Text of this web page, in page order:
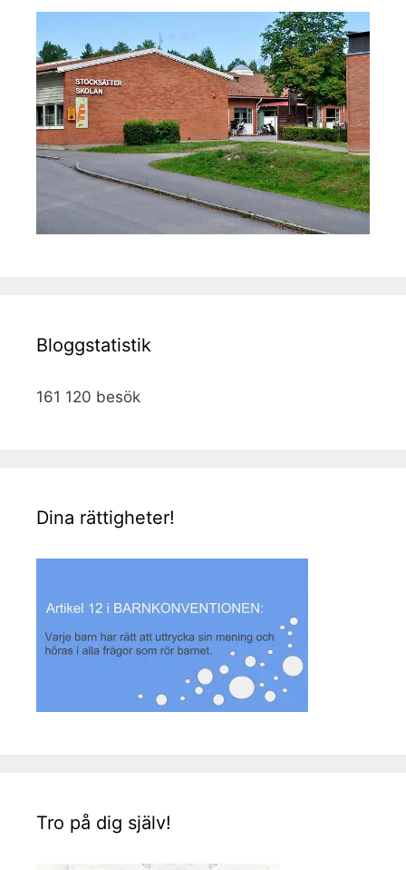
Bloggstatistik
161 120 besök
Dina rättigheter!
Tro på dig själv!